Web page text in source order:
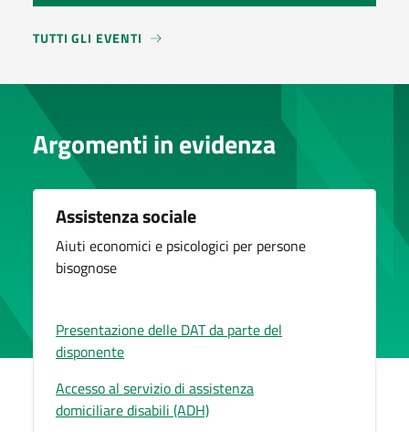
TUTTI GLI EVENTI
Argomenti in evidenza
Assistenza sociale
Aiuti economici e psicologici per persone
bisognose
Presentazione delle DAT da parte del
disponente
Accesso al servizio di assistenza
domiciliare disabili (ADH)